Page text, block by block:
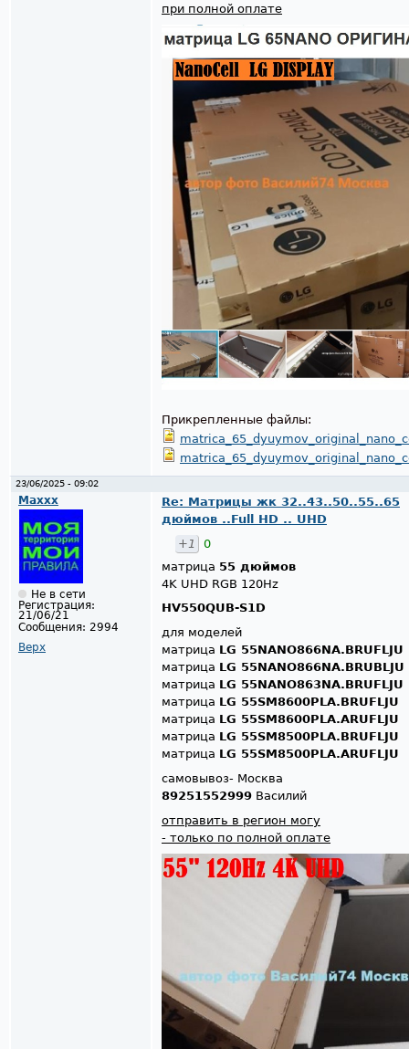
при полной оплате
Прикрепленные файлы:
23/06/2025 - 09:02
Maxxx
Не в сети
Регистрация:
21/06/21
Сообщения: 2994
Верх
Re: Матрицы жк 32..43..50..55..65
дюймов ..Full HD .. UHD
+1
0
матрица 55 дюймов
4K UHD RGB 120Hz
HV550QUB-S1D
для моделей
матрица LG 55NANO866NA.BRUFLJU
матрица LG 55NANO866NA.BRUBLJU
матрица LG 55NANO863NA.BRUFLJU
матрица LG 55SM8600PLA.BRUFLJU
матрица LG 55SM8600PLA.ARUFLJU
матрица LG 55SM8500PLA.BRUFLJU
матрица LG 55SM8500PLA.ARUFLJU
самовывоз- Москва
89251552999 Василий
отправить в регион могу
- только по полной оплате